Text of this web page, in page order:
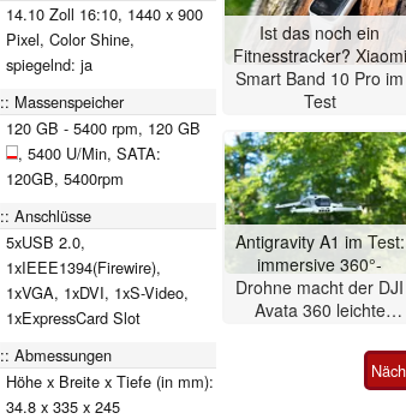
14.10 Zoll 16:10, 1440 x 900
Pixel, Color Shine,
spiegelnd: ja
Massenspeicher
120 GB - 5400 rpm, 120 GB
, 5400 U/Min, SATA:
120GB, 5400rpm
Anschlüsse
5xUSB 2.0,
1xIEEE1394(Firewire),
1xVGA, 1xDVI, 1xS-Video,
1xExpressCard Slot
Abmessungen
Höhe x Breite x Tiefe (in mm):
34.8 x 335 x 245
Ist das noch ein
Fitnesstracker? Xiaomi
Smart Band 10 Pro im
Test
Antigravity A1 im Test:
immersive 360°-
Drohne macht der DJI
Avata 360 leichte